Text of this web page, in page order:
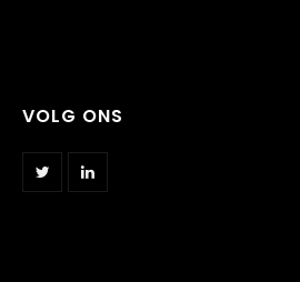
VOLG ONS